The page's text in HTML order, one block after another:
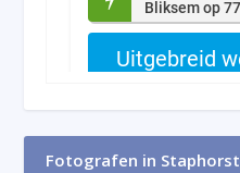
Fotografen in Staphorst